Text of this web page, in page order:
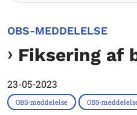
OBS-MEDDELELSE
Fiksering af
23-05-2023
OBS-meddelelse OBS-